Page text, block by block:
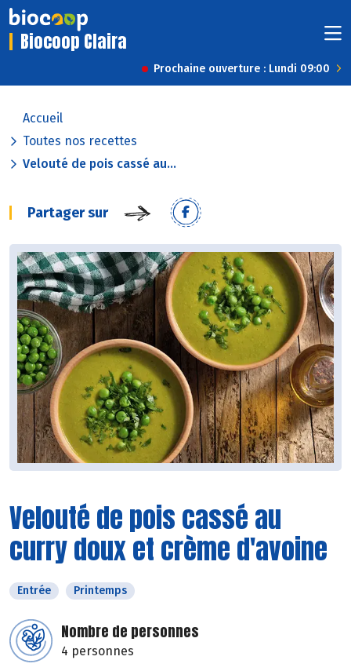
Biocoop Claira
Prochaine ouverture : Lundi 09:00
Accueil
Toutes nos recettes
Velouté de pois cassé au...
Partager sur
Velouté de pois cassé au
curry doux et crème d'avoine
Entrée Printemps
Nombre de personnes
4 personnes